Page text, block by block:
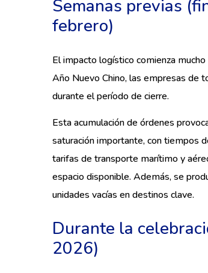
Semanas previas
febrero)
El impacto logístico comienza
Año Nuevo Chino, las empresas de
durante el período de cierre.
Esta acumulación de órdenes
saturación importante, con tiempos
tarifas de transporte marítimo y
espacio disponible. Además, se
unidades vacías en destinos clave.
Durante la
2026)